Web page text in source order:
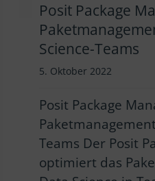
Posit Package
Science-Teams
5. Oktober 2022
Posit Package
Teams Der Posit
optimiert das